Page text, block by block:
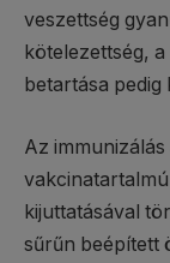
veszettség
kötelezettség,
betartása pedig
Az
kijuttatásával
sűrűn beépített